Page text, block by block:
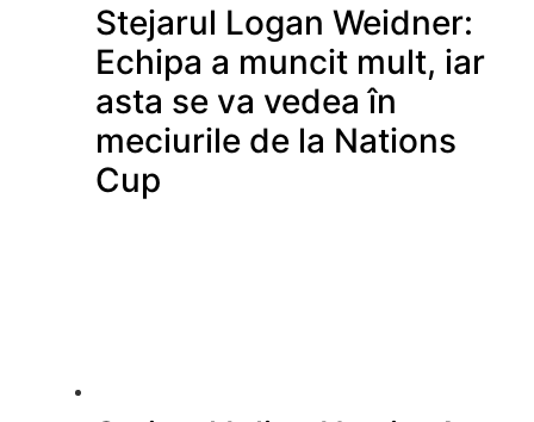
Stejarul Logan Weidner:
Echipa a muncit mult, iar
asta se va vedea în
meciurile de la Nations
Cup